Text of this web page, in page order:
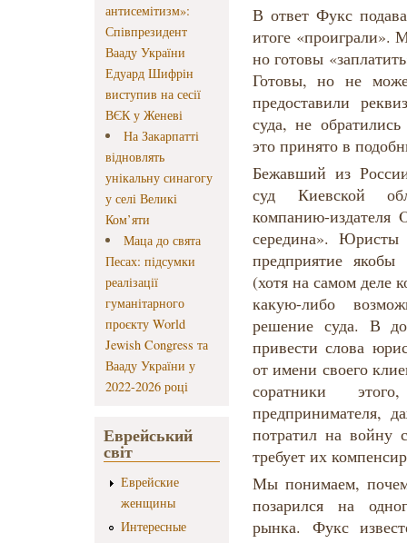
антисемітизм»:
Співпрезидент
Вааду України
Едуард Шифрін
виступив на сесії
ВЄК у Женеві
На Закарпатті
відновлять
унікальну синагогу
у селі Великі
Ком’яти
Маца до свята
Песах: підсумки
реалізації
гуманітарного
проєкту World
Jewish Congress та
Вааду України у
2022-2026 році
Еврейський
світ
Еврейские
женщины
Интересные
В ответ Фукс
итоге «проиграли».
но готовы
Готовы, но не
предоставили
суда, не
это принято в
Бежавший из
суд Киевской
компанию-
середина». Юристы
предприятие якобы
(хотя на самом деле
какую-либо
решение суда. В
привести слова
от имени своего
соратники
предпринимателя,
потратил на
требует их
Мы понимаем,
позарился на
рынка. Фукс